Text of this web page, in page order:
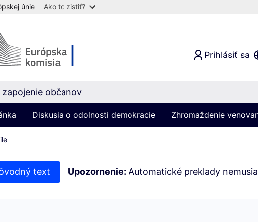
únie Ako to zistiť?
Prihlásiť sa
občanov
Diskusia o odolnosti demokracie Zhromaždenie
text Upozornenie: Automatické preklady